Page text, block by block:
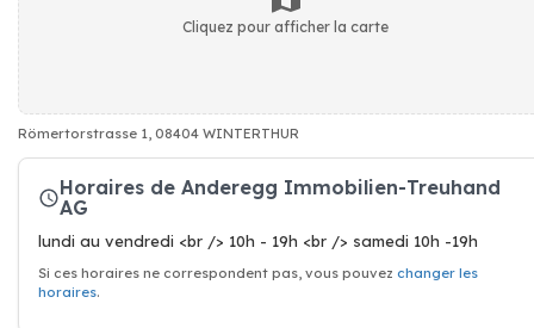
Cliquez pour afficher la carte
Römertorstrasse 1, 08404 WINTERTHUR
Horaires de Anderegg Immobilien-Treuhand
AG
lundi au vendredi <br /> 10h - 19h <br /> samedi 10h -19h
Si ces horaires ne correspondent pas, vous pouvez changer les
horaires.